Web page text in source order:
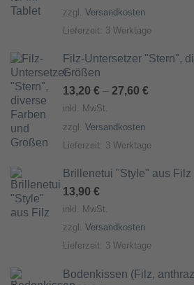
zzgl. Versandkosten
Lieferzeit: 3 Werktage
Filz-Untersetzer "Stern",
Größen
13,20 € – 27,60 €
inkl. MwSt.
zzgl. Versandkosten
Lieferzeit: 3 Werktage
Brillenetui "Style" aus Filz
13,90 €
inkl. MwSt.
zzgl. Versandkosten
Lieferzeit: 3 Werktage
Bodenkissen (Filz,